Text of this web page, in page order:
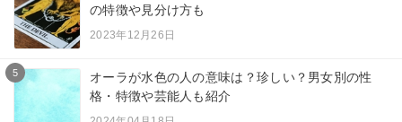
の特徴や見分け方も
2023年12月26日
5
オーラが水色の人の意味は？珍しい？男女別の性
格・特徴や芸能人も紹介